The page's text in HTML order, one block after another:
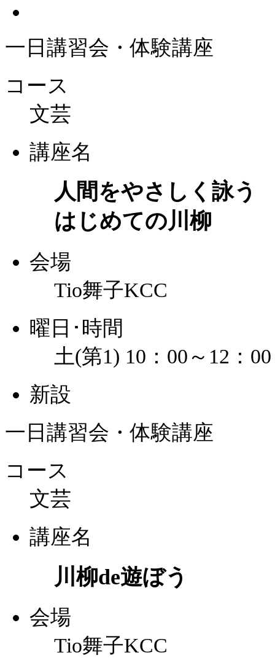
一日講習会・体験講座
コース
文芸
講座名
人間をやさしく詠う
はじめての川柳
会場
Tio舞子KCC
曜日･時間
土(第1) 10：00～12：00
新設
一日講習会・体験講座
コース
文芸
講座名
川柳de遊ぼう
会場
Tio舞子KCC